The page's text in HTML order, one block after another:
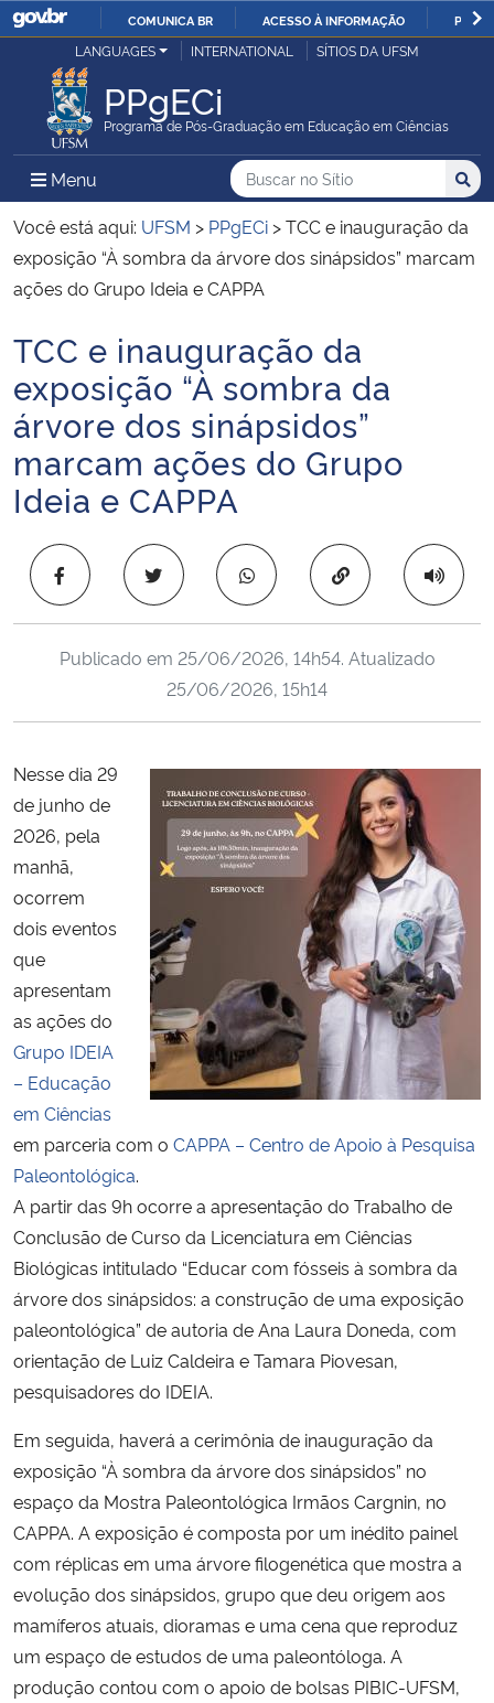
IR
COMUNICA BR ACESSO À INFORMAÇÃO
Ministério da Justiça e Segurança Pública
Ministério da Defesa
Ministério das Relações Exteriores
Ministério da Economia
Ministério da Infraestrutura
Ministério da Agricultura, Pecuária e Abastecimento
Ministério da Educação
Ministério da Cidadania
Ministério da Saúde
Ministério de Minas e Energia
Ministério da Ciência, Tecnologia, Inovações e Comunicações
Ministério do Turismo
Ministério do Desenvolvimento Regional
Controladoria-Geral da União
Ministério da Mulher, da Família e dos Direitos Humanos
Secretaria de Governo
Gabinete de Segurança Institucional
Advocacia-Geral da União
Banco Central do Brasil
Planalto
LANGUAGES INTERNATIONAL SÍTIOS DA UFSM
PPgECi
Programa de Pós-Graduação em Educação em Ciências
Menu Menu Principal do Sítio
Busca
Buscar no no Sítio
Busca:
Você está aqui: UFSM > PPgECi >TCC e inauguração da
exposição “À sombra da árvore dos sinápsidos” marcam
ações do Grupo Ideia e CAPPA
Início do conteúdo
TCC e inauguração da
exposição “À sombra da
árvore dos sinápsidos”
marcam ações do Grupo
Ideia e CAPPA
Copiar para área
Publicado em 25/06/2026, 14h54. Atualizado
25/06/2026, 15h14
Nesse dia 29
de junho de
2026, pela
manhã,
ocorrem
dois eventos
que
apresentam
as ações do
Grupo IDEIA
– Educação
em Ciências
em parceria com o CAPPA – Centro de Apoio à Pesquisa
Paleontológica.
A partir das 9h ocorre a apresentação do Trabalho de
Conclusão de Curso da Licenciatura em Ciências
Biológicas intitulado “Educar com fósseis à sombra da
árvore dos sinápsidos: a construção de uma exposição
paleontológica” de autoria de Ana Laura Doneda, com
orientação de Luiz Caldeira e Tamara Piovesan,
pesquisadores do IDEIA.
Em seguida, haverá a cerimônia de inauguração da
exposição “À sombra da árvore dos sinápsidos” no
espaço da Mostra Paleontológica Irmãos Cargnin, no
CAPPA. A exposição é composta por um inédito painel
com réplicas em uma árvore filogenética que mostra a
evolução dos sinápsidos, grupo que deu origem aos
mamíferos atuais, dioramas e uma cena que reproduz
um espaço de estudos de uma paleontóloga. A
produção contou com o apoio de bolsas PIBIC-UFSM,